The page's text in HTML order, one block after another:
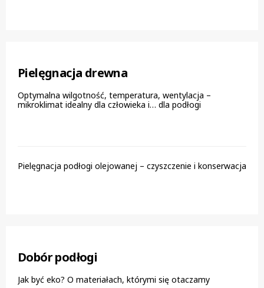
Pielęgnacja drewna
Optymalna wilgotność, temperatura, wentylacja –
mikroklimat idealny dla człowieka i… dla podłogi
Pielęgnacja podłogi olejowanej – czyszczenie i konserwacja
Dobór podłogi
Jak być eko? O materiałach, którymi się otaczamy